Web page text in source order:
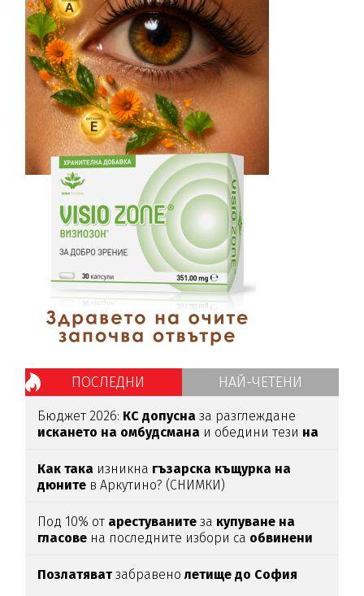
ПОСЛЕДНИ НАЙ-ЧЕТЕНИ
Бюджет 2026: КС допусна за разглеждане
искането на омбудсмана и обедини тези на
Как така изникна гъзарска къщурка на
дюните в Аркутино? (СНИМКИ)
Под 10% от арестуваните за купуване на
гласове на последните избори са обвинени
Позлатяватзабравенолетище до София